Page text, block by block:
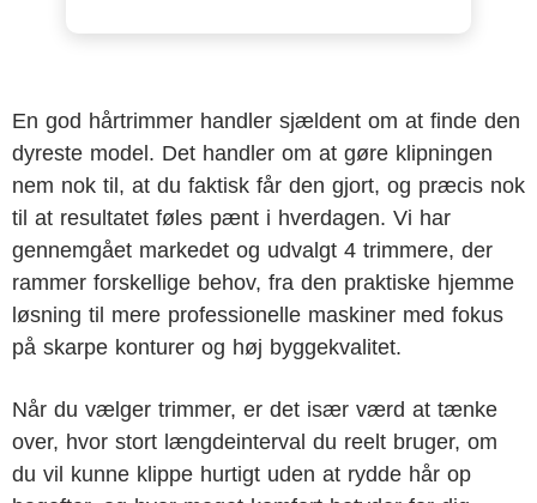
En god hårtrimmer handler sjældent om at finde den
dyreste model. Det handler om at gøre klipningen
nem nok til, at du faktisk får den gjort, og præcis nok
til at resultatet føles pænt i hverdagen. Vi har
gennemgået markedet og udvalgt 4 trimmere, der
rammer forskellige behov, fra den praktiske hjemme
løsning til mere professionelle maskiner med fokus
på skarpe konturer og høj byggekvalitet.
Når du vælger trimmer, er det især værd at tænke
over, hvor stort længdeinterval du reelt bruger, om
du vil kunne klippe hurtigt uden at rydde hår op